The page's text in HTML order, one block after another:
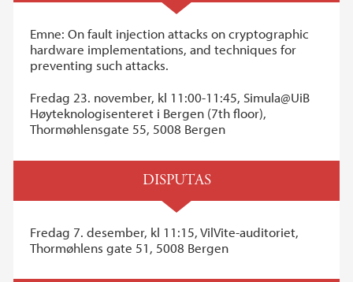
Emne: On fault injection attacks on cryptographic
hardware implementations, and techniques for
preventing such attacks.
Fredag 23. november, kl 11:00-11:45, Simula@UiB
Høyteknologisenteret i Bergen (7th floor),
Thormøhlensgate 55, 5008 Bergen
DISPUTAS
Fredag 7. desember, kl 11:15, VilVite-auditoriet,
Thormøhlens gate 51, 5008 Bergen